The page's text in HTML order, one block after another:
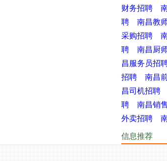
财务招聘
聘
南昌教
采购招聘
聘
南昌厨
昌服务员招
招聘
南昌
昌司机招聘
聘
南昌销
外卖招聘
信息推荐